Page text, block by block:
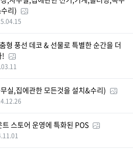
리)
형 풍선 데코 & 선물로 특별한 순간을 더
!
실,집에관한 모든것을 설치&수리)
스토어 운영에 특화된 POS